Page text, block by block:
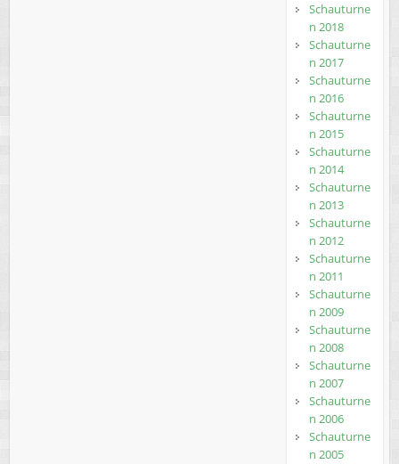
Schauturne
n 2018
Schauturne
n 2017
Schauturne
n 2016
Schauturne
n 2015
Schauturne
n 2014
Schauturne
n 2013
Schauturne
n 2012
Schauturne
n 2011
Schauturne
n 2009
Schauturne
n 2008
Schauturne
n 2007
Schauturne
n 2006
Schauturne
n 2005